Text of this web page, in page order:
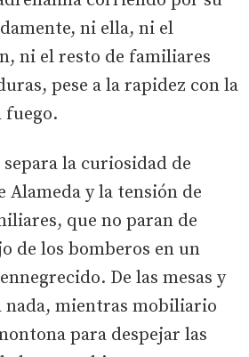
ni ella, ni el
ni el resto de familiares
pese a la rapidez con la
fuego.
la curiosidad de
Alameda y la tensión de
que no paran de
de los bomberos en un
De las mesas y
nada, mientras mobiliario
para despejar las